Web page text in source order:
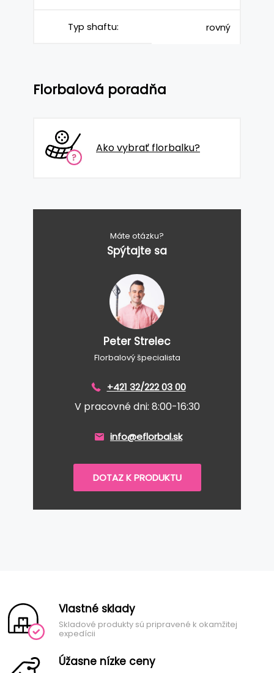
Typ shaftu: rovný
Florbalová poradňa
Ako vybrať florbalku?
Máte otázku?
Spýtajte sa
Peter Strelec
Florbalový špecialista
+421 32/222 03 00
V pracovné dni: 8:00-16:30
info@eflorbal.sk
DOTAZ K PRODUKTU
Vlastné sklady
Skladové produkty sú pripravené k okamžitej
expedícii
Úžasne nízke ceny